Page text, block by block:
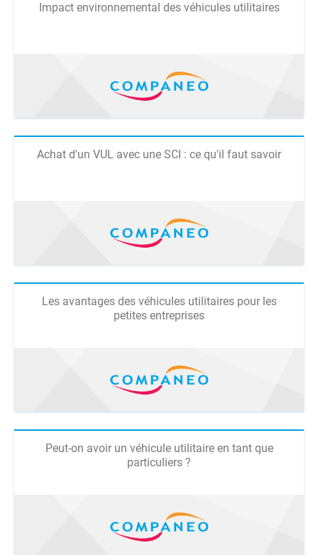
Impact environnemental des véhicules utilitaires
Achat d'un VUL avec une SCI : ce qu'il faut savoir
Les avantages des véhicules utilitaires pour les
petites entreprises
Peut-on avoir un véhicule utilitaire en tant que
particuliers ?